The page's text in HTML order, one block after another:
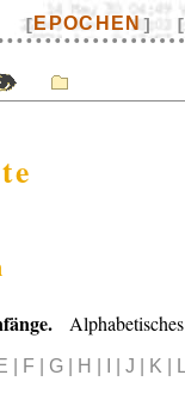
[ EPOCHEN ] [
| F | G | H | I | J | K | L